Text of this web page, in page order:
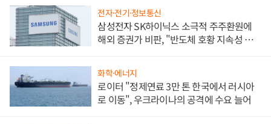
전자·전기·정보통신
삼성전자 SK하이닉스 소극적 주주환원에
해외 증권가 비판, "반도체 호황 지속성 의
화학·에너지
로이터 "정제연료 3만 톤 한국에서 러시아
로 이동", 우크라이나의 공격에 수요 늘어